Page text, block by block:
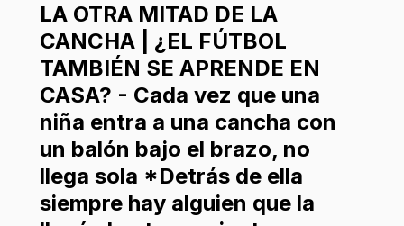
LA OTRA MITAD DE LA
CANCHA | ¿EL FÚTBOL
TAMBIÉN SE APRENDE EN
CASA? - Cada vez que una
niña entra a una cancha con
un balón bajo el brazo, no
llega sola *Detrás de ella
siempre hay alguien que la